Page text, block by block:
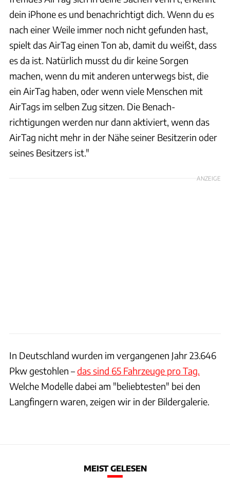
dein iPhone es und benachrichtigt dich. Wenn du es
nach einer Weile immer noch nicht gefunden hast,
spielt das AirTag einen Ton ab, damit du weißt, dass
es da ist. Natürlich musst du dir keine Sorgen
machen, wenn du mit anderen unterwegs bist, die
ein AirTag haben, oder wenn viele Menschen mit
AirTags im selben Zug sitzen. Die Benach­
richtigungen werden nur dann aktiviert, wenn das
AirTag nicht mehr in der Nähe seiner Besitzerin oder
seines Besitzers ist."
ANZEIGE
In Deutschland wurden im vergangenen Jahr 23.646
Pkw gestohlen –das sind 65 Fahrzeuge pro Tag.
Welche Modelle dabei am "beliebtesten" bei den
Langfingern waren, zeigen wir in der Bildergalerie.
MEIST GELESEN